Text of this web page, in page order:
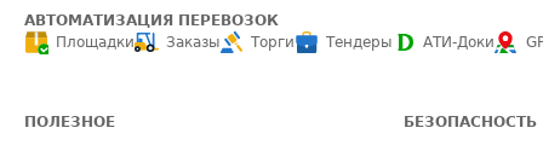
АВТОМАТИЗАЦИЯ ПЕРЕВОЗОК
Площадки
Заказы Торги Тендеры АТИ-Доки
ПОЛЕЗНОЕ БЕЗОПАСНОСТЬ